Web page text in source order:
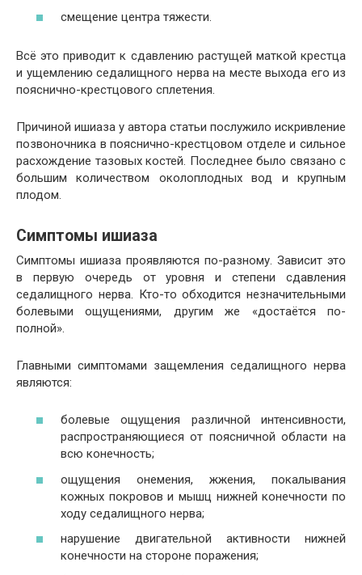
смещение центра тяжести.
Всё это приводит к сдавлению растущей маткой крестца
и ущемлению седалищного нерва на месте выхода его из
пояснично-крестцового сплетения.
Причиной ишиаза у автора статьи послужило искривление
позвоночника в пояснично-крестцовом отделе и сильное
расхождение тазовых костей. Последнее было связано с
большим количеством околоплодных вод и крупным
плодом.
Симптомы ишиаза
Симптомы ишиаза проявляются по-разному. Зависит это
в первую очередь от уровня и степени сдавления
седалищного нерва. Кто-то обходится незначительными
болевыми ощущениями, другим же «достаётся по-
полной».
Главными симптомами защемления седалищного нерва
являются:
болевые ощущения различной интенсивности,
распространяющиеся от поясничной области на
всю конечность;
ощущения онемения, жжения, покалывания
кожных покровов и мышц нижней конечности по
ходу седалищного нерва;
нарушение двигательной активности нижней
конечности на стороне поражения;